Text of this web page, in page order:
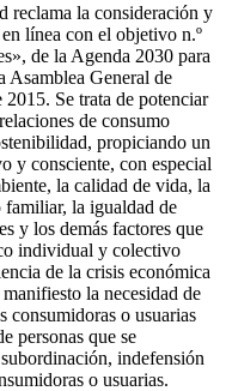
reclama la consideración y
línea con el objetivo n.º
de la Agenda 2030 para
Asamblea General de
Se trata de potenciar
de consumo
propiciando un
y consciente, con especial
la calidad de vida, la
la igualdad de
y los demás factores que
individual y colectivo
de la crisis económica
la necesidad de
consumidoras o usuarias
personas que se
indefensión
o usuarias.